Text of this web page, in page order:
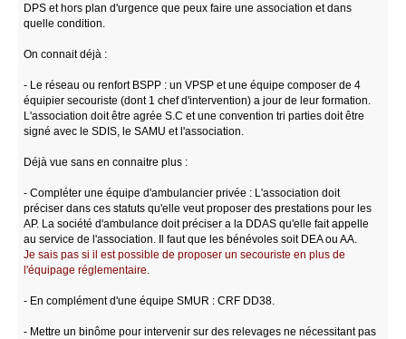
DPS et hors plan d'urgence que peux faire une association et dans
quelle condition.
On connait déjà :
- Le réseau ou renfort BSPP : un VPSP et une équipe composer de 4
équipier secouriste (dont 1 chef d'intervention) a jour de leur formation.
L'association doit être agrée S.C et une convention tri parties doit être
signé avec le SDIS, le SAMU et l'association.
Déjà vue sans en connaitre plus :
- Compléter une équipe d'ambulancier privée : L'association doit
préciser dans ces statuts qu'elle veut proposer des prestations pour les
AP. La société d'ambulance doit préciser a la DDAS qu'elle fait appelle
au service de l'association. Il faut que les bénévoles soit DEA ou AA.
Je sais pas si il est possible de proposer un secouriste en plus de
l'équipage réglementaire.
- En complément d'une équipe SMUR : CRF DD38.
- Mettre un binôme pour intervenir sur des relevages ne nécessitant pas